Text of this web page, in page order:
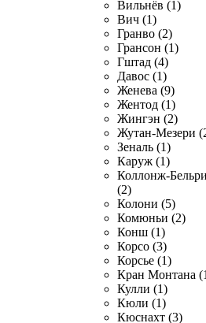
Вильнёв (1)
Вич (1)
Гранво (2)
Грансон (1)
Гштад (4)
Давос (1)
Женева (9)
Жентод (1)
Жингэн (2)
Жутан-Мезери
Зеналь (1)
Каруж (1)
Коллонж-
(2)
Колони (5)
Комюньи (2)
Конш (1)
Корсо (3)
Корсье (1)
Кран Монтана
Кулли (1)
Кюли (1)
Кюснахт (3)